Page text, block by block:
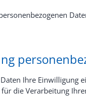
Ihre Einwilligung
die Verarbeitung